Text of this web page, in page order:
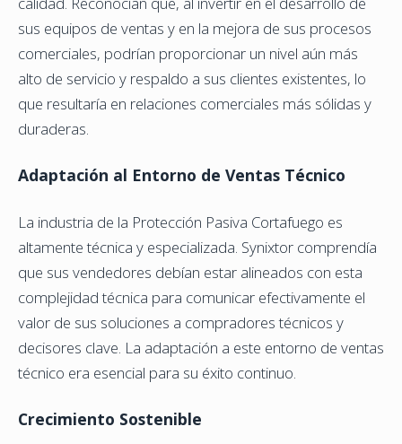
sus equipos de ventas y en la mejora de sus procesos
comerciales, podrían proporcionar un nivel aún más
alto de servicio y respaldo a sus clientes existentes, lo
que resultaría en relaciones comerciales más sólidas y
duraderas.
Adaptación al Entorno de Ventas Técnico
La industria de la Protección Pasiva Cortafuego es
altamente técnica y especializada. Synixtor comprendía
que sus vendedores debían estar alineados con esta
complejidad técnica para comunicar efectivamente el
valor de sus soluciones a compradores técnicos y
decisores clave. La adaptación a este entorno de ventas
técnico era esencial para su éxito continuo.
Crecimiento Sostenible